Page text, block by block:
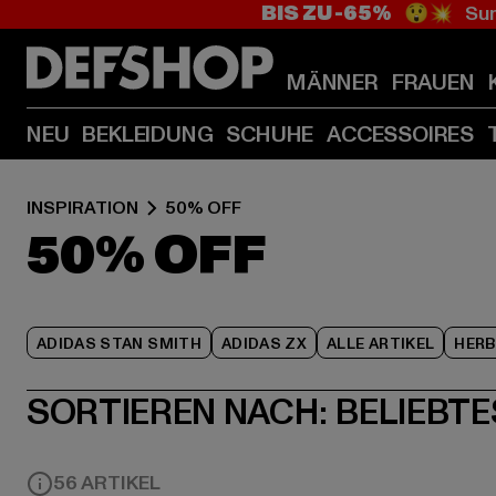
BIS ZU -65% 😲💥
MÄNNER FRAUEN
NEU BEKLEIDUNG SCHUHE ACCESSOIRES
INSPIRATION 50% OFF
50% OFF
ADIDAS STAN SMITH ADIDAS ZX ALLE ARTIKEL
SORTIEREN NACH:
56 ARTIKEL